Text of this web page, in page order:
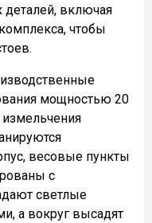
деталей, включая
чтобы
мощностью 20
весовые пункты
с
светлые
а вокруг высадят